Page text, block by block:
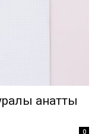
қанатты
0